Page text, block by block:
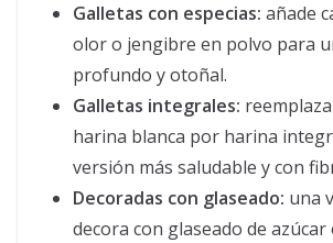
Galletas con especias: añade
olor o jengibre en polvo para
profundo y otoñal.
Galletas integrales:
harina blanca por harina
versión más saludable y con
Decoradas con glaseado: una
decora con glaseado de azúcar